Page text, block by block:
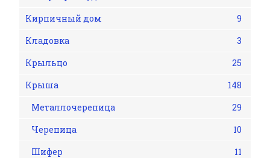
Кирпичный дом
9
Кладовка
3
Крыльцо
25
Крыша
148
Металлочерепица
29
Черепица
10
Шифер
11